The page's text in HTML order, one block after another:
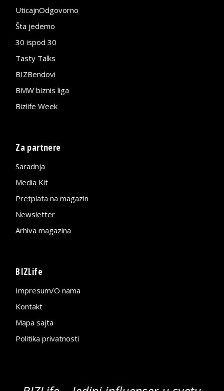
UticajnOdgovorno
Šta jedemo
30 ispod 30
Tasty Talks
BIZBendovi
BMW biznis liga
Bizlife Week
Za partnere
Saradnja
Media Kit
Pretplata na magazin
Newsletter
Arhiva magazina
BIZLife
Impresum/O nama
Kontakt
Mapa sajta
Politika privatnosti